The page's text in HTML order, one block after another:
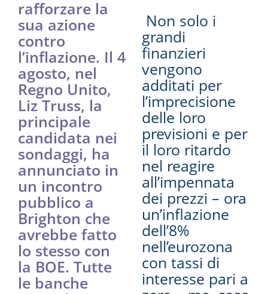
rafforzare la
sua azione
contro
l’inflazione. Il 4
agosto, nel
Regno Unito,
Liz Truss, la
principale
candidata nei
sondaggi, ha
annunciato in
un incontro
pubblico a
Brighton che
avrebbe fatto
lo stesso con
la BOE. Tutte
le banche
Non solo i
grandi
finanzieri
vengono
additati per
l’imprecisione
delle loro
previsioni e per
il loro ritardo
nel reagire
all’impennata
dei prezzi – ora
un’inflazione
dell’8%
nell’eurozona
con tassi di
interesse pari a